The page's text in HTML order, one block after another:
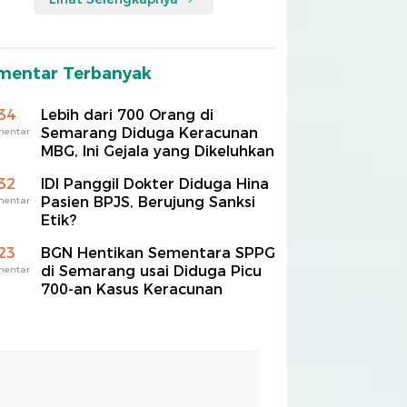
Terbanyak
Lebih dari 700 Orang di
Semarang Diduga Keracunan
MBG, Ini Gejala yang Dikeluhkan
IDI Panggil Dokter Diduga Hina
Pasien BPJS, Berujung Sanksi
Etik?
BGN Hentikan Sementara SPPG
di Semarang usai Diduga Picu
700-an Kasus Keracunan